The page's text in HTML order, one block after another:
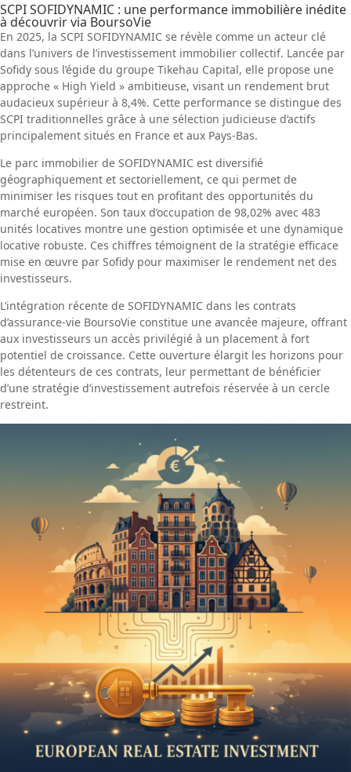
SCPI SOFIDYNAMIC : une performance immobilière inédite
à découvrir via BoursoVie
En 2025, la SCPI SOFIDYNAMIC se révèle comme un acteur clé
dans l’univers de l’investissement immobilier collectif. Lancée par
Sofidy sous l’égide du groupe Tikehau Capital, elle propose une
approche « High Yield » ambitieuse, visant un rendement brut
audacieux supérieur à 8,4%. Cette performance se distingue des
SCPI traditionnelles grâce à une sélection judicieuse d’actifs
principalement situés en France et aux Pays-Bas.
Le parc immobilier de SOFIDYNAMIC est diversifié
géographiquement et sectoriellement, ce qui permet de
minimiser les risques tout en profitant des opportunités du
marché européen. Son taux d’occupation de 98,02% avec 483
unités locatives montre une gestion optimisée et une dynamique
locative robuste. Ces chiffres témoignent de la stratégie efficace
mise en œuvre par Sofidy pour maximiser le rendement net des
investisseurs.
L’intégration récente de SOFIDYNAMIC dans les contrats
d’assurance-vie BoursoVie constitue une avancée majeure, offrant
aux investisseurs un accès privilégié à un placement à fort
potentiel de croissance. Cette ouverture élargit les horizons pour
les détenteurs de ces contrats, leur permettant de bénéficier
d’une stratégie d’investissement autrefois réservée à un cercle
restreint.